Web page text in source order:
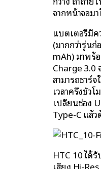
จากหน้าจอม
แบตเตอรี่มีค
(มากกว่ารุ่น
mAh) มาพร้
Charge 3.0
สามารถชาร์
เวลาครึ่งชั่ว
เปลี่ยนช่อง
Type-C แล้ว
HTC 10 ได้
เสียง Hi-